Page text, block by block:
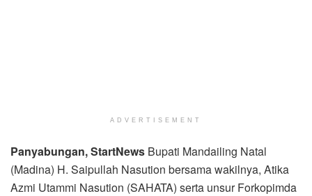
ADVERTISEMENT
Panyabungan, StartNews Bupati Mandailing Natal
(Madina) H. Saipullah Nasution bersama wakilnya, Atika
Azmi Utammi Nasution (SAHATA) serta unsur Forkopimda